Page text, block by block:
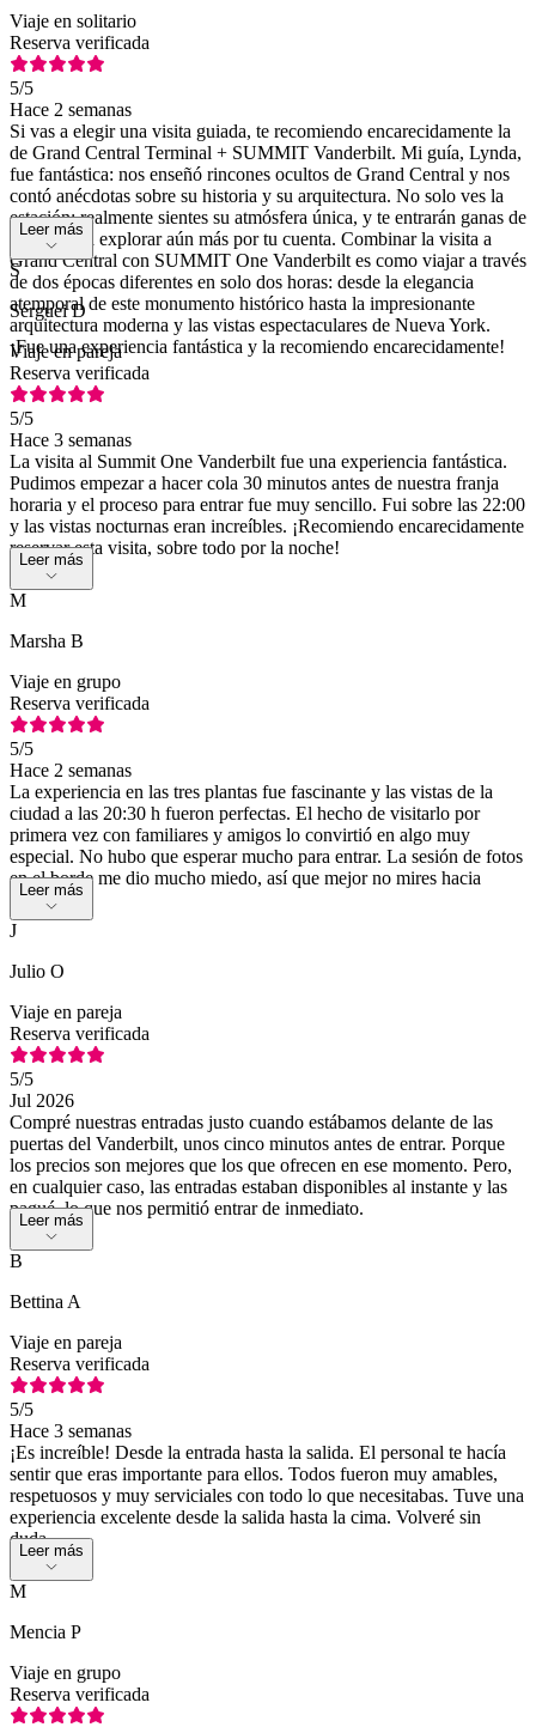
Viaje en solitario
Reserva verificada
5/5
Hace 2 semanas
Si vas a elegir una visita guiada, te recomiendo encarecidamente la
de Grand Central Terminal + SUMMIT Vanderbilt. Mi guía, Lynda,
fue fantástica: nos enseñó rincones ocultos de Grand Central y nos
contó anécdotas sobre su historia y su arquitectura. No solo ves la
estación; realmente sientes su atmósfera única, y te entrarán ganas de
volver para explorar aún más por tu cuenta. Combinar la visita a
Grand Central con SUMMIT One Vanderbilt es como viajar a través
de dos épocas diferentes en solo dos horas: desde la elegancia
atemporal de este monumento histórico hasta la impresionante
arquitectura moderna y las vistas espectaculares de Nueva York.
¡Fue una experiencia fantástica y la recomiendo encarecidamente!
Leer más
S
Serguei D
Viaje en pareja
Reserva verificada
5/5
Hace 3 semanas
La visita al Summit One Vanderbilt fue una experiencia fantástica.
Pudimos empezar a hacer cola 30 minutos antes de nuestra franja
horaria y el proceso para entrar fue muy sencillo. Fui sobre las 22:00
y las vistas nocturnas eran increíbles. ¡Recomiendo encarecidamente
reservar esta visita, sobre todo por la noche!
Leer más
M
Marsha B
Viaje en grupo
Reserva verificada
5/5
Hace 2 semanas
La experiencia en las tres plantas fue fascinante y las vistas de la
ciudad a las 20:30 h fueron perfectas. El hecho de visitarlo por
primera vez con familiares y amigos lo convirtió en algo muy
especial. No hubo que esperar mucho para entrar. La sesión de fotos
en el borde me dio mucho miedo, así que mejor no mires hacia
abajo.
Leer más
J
Julio O
Viaje en pareja
Reserva verificada
5/5
Jul 2026
Compré nuestras entradas justo cuando estábamos delante de las
puertas del Vanderbilt, unos cinco minutos antes de entrar. Porque
los precios son mejores que los que ofrecen en ese momento. Pero,
en cualquier caso, las entradas estaban disponibles al instante y las
pagué, lo que nos permitió entrar de inmediato.
Leer más
B
Bettina A
Viaje en pareja
Reserva verificada
5/5
Hace 3 semanas
¡Es increíble! Desde la entrada hasta la salida. El personal te hacía
sentir que eras importante para ellos. Todos fueron muy amables,
respetuosos y muy serviciales con todo lo que necesitabas. Tuve una
experiencia excelente desde la salida hasta la cima. Volveré sin
duda.
Leer más
M
Mencia P
Viaje en grupo
Reserva verificada